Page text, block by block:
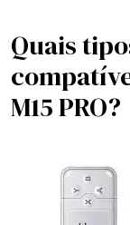
Quais
M15 PRO?